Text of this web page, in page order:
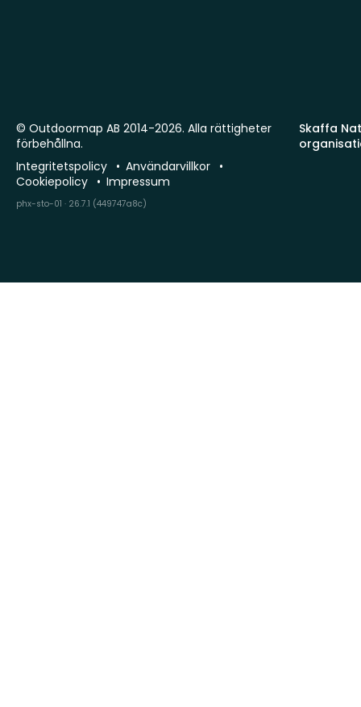
Skaffa
© Outdoormap AB 2014-2026. Alla rättigheter
förbehållna.
Integritetspolicy
Användarvillkor
Cookiepolicy
Impressum
phx-sto-01 · 26.7.1 (449747a8c)